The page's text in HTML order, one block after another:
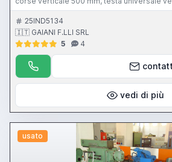
rotazione 25-1400 RPM, luce di lavoro,
mensola, bloccaggio/sbloccaggio idraulico
visualizzatore di quote montato sui 3 assi. Macchina revisionata a
norme antinfortunistiche vigenti.
25IND5134
🇮🇹 GAIANI F.LLI SRL
5
4
vedi di più
usato